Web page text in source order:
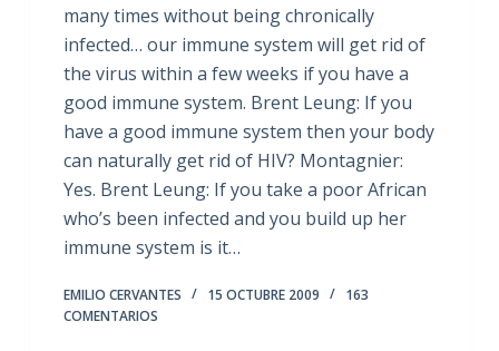
many times without being chronically
infected… our immune system will get rid of
the virus within a few weeks if you have a
good immune system. Brent Leung: If you
have a good immune system then your body
can naturally get rid of HIV? Montagnier:
Yes. Brent Leung: If you take a poor African
who’s been infected and you build up her
immune system is it…
EMILIO CERVANTES 15 OCTUBRE 2009
163
COMENTARIOS